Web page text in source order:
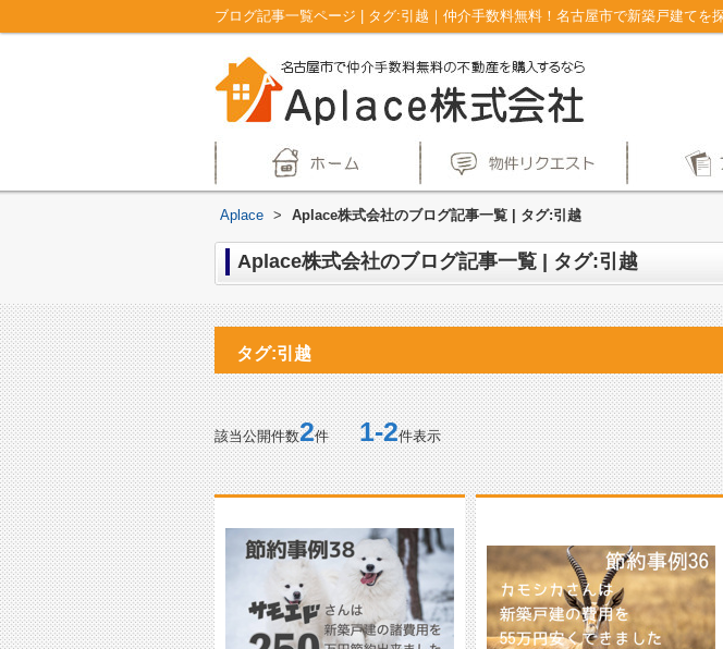
ブログ記事一覧ページ | タグ:引越｜仲介手数料無料！名古屋市で新築戸建てを
Aplace > Aplace株式会社のブログ記事一覧 | タグ:引越
Aplace株式会社のブログ記事一覧 | タグ:引越
タグ:引越
該当公開件数2件1-2件表示